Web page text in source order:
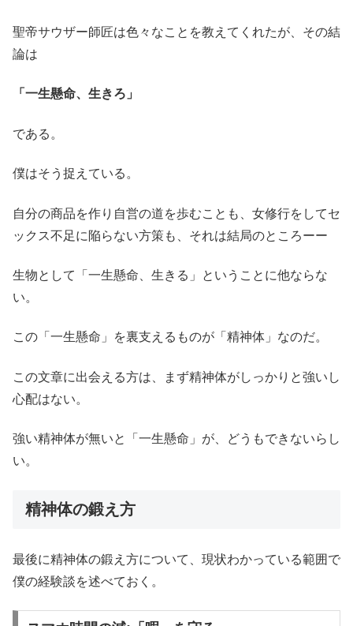
聖帝サウザー師匠は色々なことを教えてくれたが、その結
論は
「一生懸命、生きろ」
である。
僕はそう捉えている。
自分の商品を作り自営の道を歩むことも、女修行をしてセ
ックス不足に陥らない方策も、それは結局のところーー
生物として「一生懸命、生きる」ということに他ならな
い。
この「一生懸命」を裏支えるものが「精神体」なのだ。
この文章に出会える方は、まず精神体がしっかりと強いし
心配はない。
強い精神体が無いと「一生懸命」が、どうもできないらし
い。
精神体の鍛え方
最後に精神体の鍛え方について、現状わかっている範囲で
僕の経験談を述べておく。